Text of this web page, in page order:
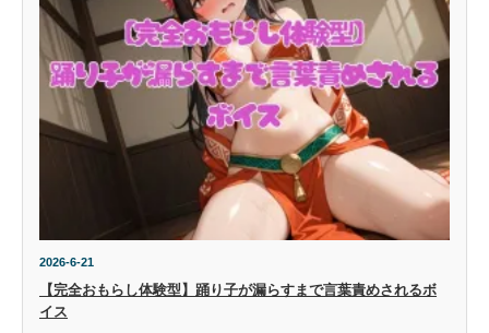
2026-6-21
【完全おもらし体験型】踊り子が漏らすまで言葉責めされるボ
イス